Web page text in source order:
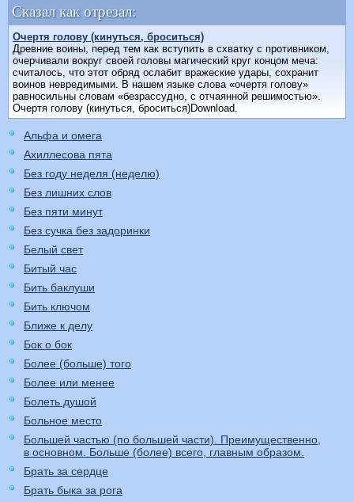
Сказал как отрезал:
Очертя голову (кинуться, броситься)
Древние воины, перед тем как вступить в схватку с противником,
очерчивали вокруг своей головы магический круг концом меча:
считалось, что этот обряд ослабит вражеские удары, сохранит
воинов невредимыми. В нашем языке слова «очертя голову»
равносильны словам «безрассудно, с отчаянной решимостью».
Очертя голову (кинуться, броситься)Download.
Альфа и омега
Ахиллесова пята
Без году неделя (неделю)
Без лишних слов
Без пяти минут
Без сучка без задоринки
Белый свет
Битый час
Бить баклуши
Бить ключом
Ближе к делу
Бок о бок
Более (больше) того
Более или менее
Болеть душой
Больное место
Большей частью (по большей части). Преимущественно,
в основном. Больше (более) всего, главным образом.
Брать за сердце
Брать быка за рога